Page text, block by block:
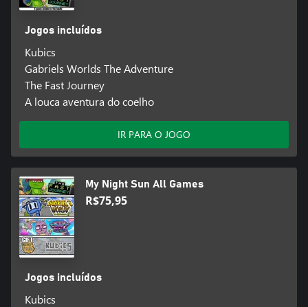
Jogos incluídos
Kubics
Gabriels Worlds The Adventure
The Fast Journey
A louca aventura do coelho
IR PARA O JOGO
My Night Sun All Games
R$75,95
Jogos incluídos
Kubics